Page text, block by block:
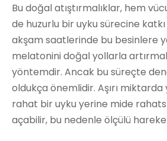
Bu doğal atıştırmalıklar, hem
de huzurlu bir uyku sürecine
akşam saatlerinde bu besinlere
melatonini doğal yollarla
yöntemdir. Ancak bu süreçte
oldukça önemlidir. Aşırı
rahat bir uyku yerine mide
açabilir, bu nedenle ölçülü